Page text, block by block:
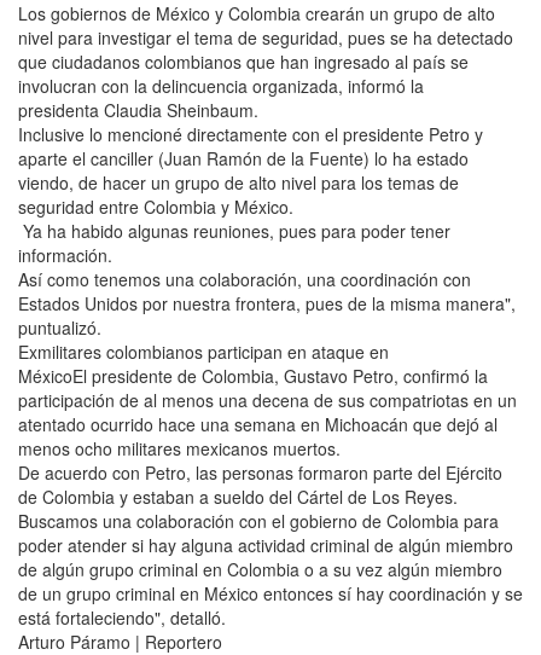
Los gobiernos de México y Colombia crearán un grupo de alto
nivel para investigar el tema de seguridad, pues se ha detectado
que ciudadanos colombianos que han ingresado al país se
involucran con la delincuencia organizada, informó la
presidenta Claudia Sheinbaum.
Inclusive lo mencioné directamente con el presidente Petro y
aparte el canciller (Juan Ramón de la Fuente) lo ha estado
viendo, de hacer un grupo de alto nivel para los temas de
seguridad entre Colombia y México.
Ya ha habido algunas reuniones, pues para poder tener
información.
Así como tenemos una colaboración, una coordinación con
Estados Unidos por nuestra frontera, pues de la misma manera",
puntualizó.
Exmilitares colombianos participan en ataque en
MéxicoEl presidente de Colombia, Gustavo Petro, confirmó la
participación de al menos una decena de sus compatriotas en un
atentado ocurrido hace una semana en Michoacán que dejó al
menos ocho militares mexicanos muertos.
De acuerdo con Petro, las personas formaron parte del Ejército
de Colombia y estaban a sueldo del Cártel de Los Reyes.
Buscamos una colaboración con el gobierno de Colombia para
poder atender si hay alguna actividad criminal de algún miembro
de algún grupo criminal en Colombia o a su vez algún miembro
de un grupo criminal en México entonces sí hay coordinación y se
está fortaleciendo", detalló.
Arturo Páramo | Reportero